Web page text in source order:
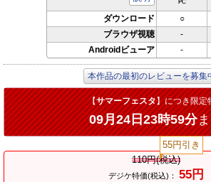
ダウンロード ○
ブラウザ視聴
-
Androidビューア
-
本作品の最初のレビューを募集
【サマーフェスタ】につき限定
09月24日23時59分
110円(税込)
55円引き
デジケ特価(税込)： 55円